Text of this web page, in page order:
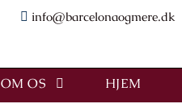
info@barcelonaogmere.dk
OM OS HJEM